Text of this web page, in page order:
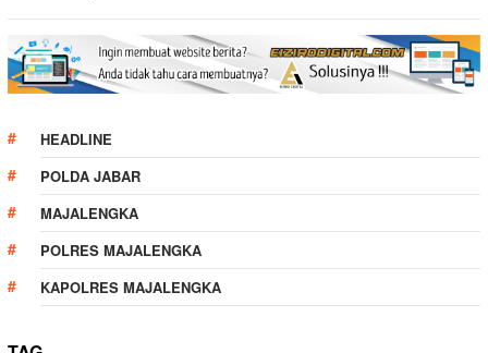
HEADLINE
POLDA JABAR
MAJALENGKA
POLRES MAJALENGKA
KAPOLRES MAJALENGKA